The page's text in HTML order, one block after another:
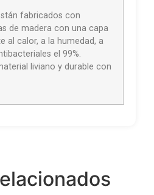
fabricados con
de madera con una capa
al calor, a la humedad, a
el 99%.
liviano y durable con